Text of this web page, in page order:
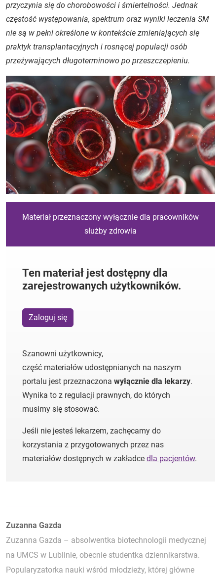
przyczynia się do chorobowości i śmiertelności. Jednak
częstość występowania, spektrum oraz wyniki leczenia SM
nie są w pełni określone w kontekście zmieniających się
praktyk transplantacyjnych i rosnącej populacji osób
przeżywających długoterminowo po przeszczepieniu.
Materiał przeznaczony wyłącznie dla pracowników
służby zdrowia
Ten materiał jest dostępny dla
zarejestrowanych użytkowników.
Zaloguj się
Szanowni użytkownicy,
część materiałów udostępnianych na naszym
portalu jest przeznaczona wyłącznie dla lekarzy.
Wynika to z regulacji prawnych, do których
musimy się stosować.
Jeśli nie jesteś lekarzem, zachęcamy do
korzystania z przygotowanych przez nas
materiałów dostępnych w zakładce dla pacjentów.
Autorzy:
Zuzanna Gazda
Zuzanna Gazda – absolwentka biotechnologii medycznej
na UMCS w Lublinie, obecnie studentka dziennikarstwa.
Popularyzatorka nauki wśród młodzieży, której główne